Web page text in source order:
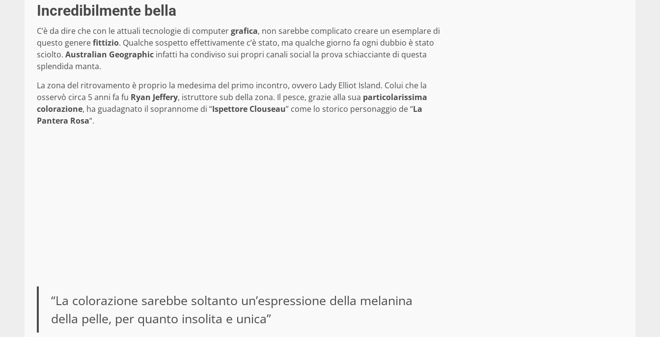
Incredibilmente bella
C’è da dire che con le attuali tecnologie di computergrafica, non sarebbe complicato creare un esemplare di
questo generefittizio. Qualche sospetto effettivamente c’è stato, ma qualche giorno fa ogni dubbio è stato
sciolto. Australian Geographic infatti ha condiviso sui propri canali social la prova schiacciante di questa
splendida manta.
La zona del ritrovamento è proprio la medesima del primo incontro, ovvero Lady Elliot Island. Colui che la
osservò circa 5 anni fa fu Ryan Jeffery, istruttore sub della zona. Il pesce, grazie alla sua particolarissima
colorazione, ha guadagnato il soprannome di “Ispettore Clouseau” come lo storico personaggio de “La
Pantera Rosa“.
“La colorazione sarebbe soltanto un’espressione della melanina
della pelle, per quanto insolita e unica”